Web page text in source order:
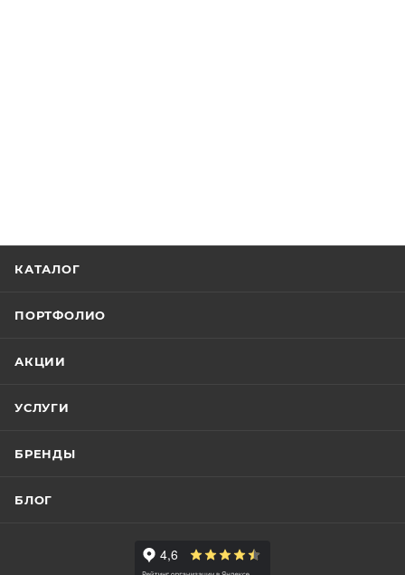
КАТАЛОГ
ПОРТФОЛИО
АКЦИИ
УСЛУГИ
БРЕНДЫ
БЛОГ